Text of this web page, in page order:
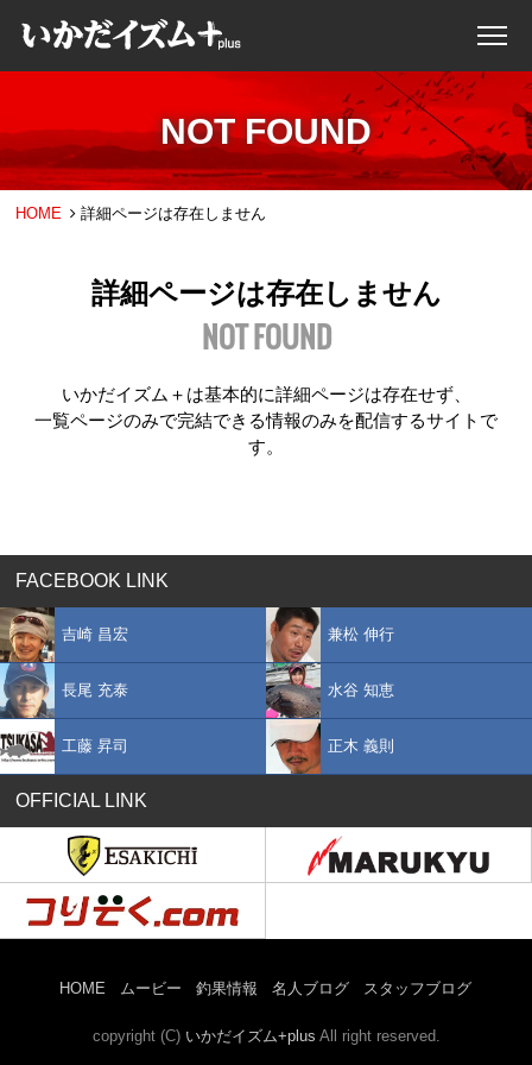
NOT FOUND
HOME 詳細ページは存在しません
詳細ページは存在しません
NOT FOUND
いかだイズム＋は基本的に詳細ページは存在せず、
一覧ページのみで完結できる情報のみを配信するサイトで
す。
FACEBOOK LINK
吉崎 昌宏 兼松 伸行
長尾 充泰 水谷 知恵
工藤 昇司 正木 義則
OFFICIAL LINK
HOME ムービー 釣果情報 名人ブログ スタッフブログ
copyright (C) いかだイズム+plus All right reserved.